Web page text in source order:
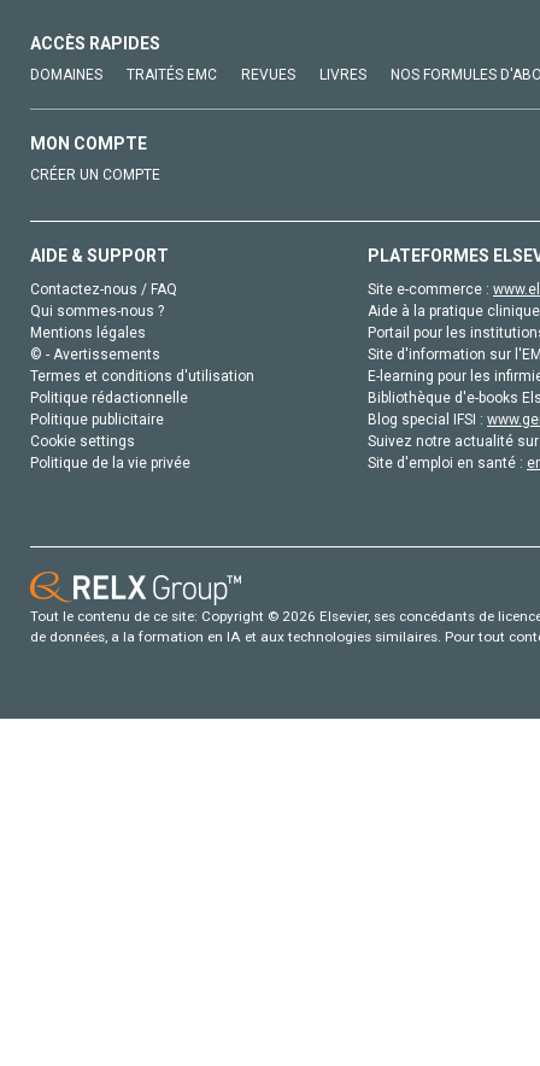
ACCÈS RAPIDES
DOMAINES TRAITÉS EMC REVUES LIVRES NOS FORMULES
MON COMPTE
CRÉER UN COMPTE
AIDE & SUPPORT
Contactez-nous / FAQ
Qui sommes-nous ?
Mentions légales
© - Avertissements
Termes et conditions d'utilisation
Politique rédactionnelle
Politique publicitaire
Cookie settings
Politique de la vie privée
PLATEFORMES
Site e-commerce :
Aide à la pratique
Portail pour les
Site d'information sur
E-learning pour les
Bibliothèque d'e-books
Blog special IFSI :
Suivez notre actualité
Site d'emploi en santé :
Tout le contenu de ce site: Copyright © 2026 Elsevier, ses concédants de
de données, a la formation en IA et aux technologies similaires. Pour tout